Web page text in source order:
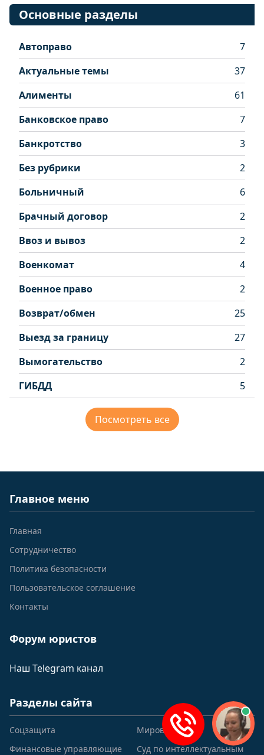
Основные разделы
Автоправо
7
Актуальные темы
37
Алименты
61
Банковское право
7
Банкротство
3
Без рубрики
2
Больничный
6
Брачный договор
2
Ввоз и вывоз
2
Военкомат
4
Военное право
2
Возврат/обмен
25
Выезд за границу
27
Вымогательство
2
ГИБДД
5
Посмотреть все
Главное меню
Главная
Сотрудничество
Политика безопасности
Пользовательское соглашение
Контакты
Форум юристов
Наш Telegram канал
Разделы сайта
Соцзащита
Финансовые управляющие
Мировые судьи
Суд по интеллектуальным